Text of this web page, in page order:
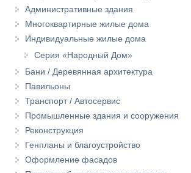
Административные здания
Многоквартирные жилые дома
Индивидуальные жилые дома
Серия «Народный Дом»
Бани / Деревянная архитектура
Павильоны
Транспорт / Автосервис
Промышленные здания и сооружения
Реконструкция
Генпланы и благоустройство
Оформление фасадов